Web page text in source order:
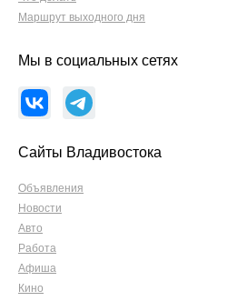
Маршрут выходного дня
Мы в социальных сетях
Сайты Владивостока
Объявления
Новости
Авто
Работа
Афиша
Кино